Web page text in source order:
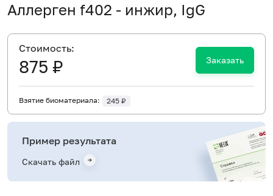
Аллерген f402 - инжир, IgG
Cтоимость:
875 ₽ Заказать
Взятие биоматериала: 245 ₽
Пример результата
Скачать файл